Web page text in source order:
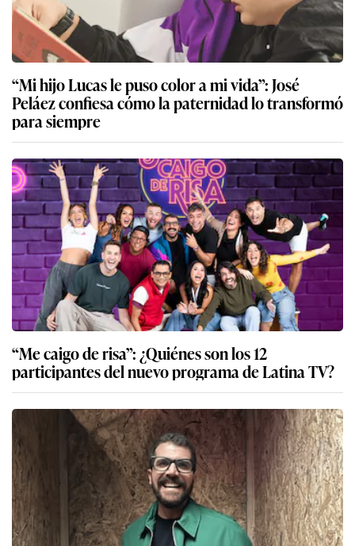
“Mi hijo Lucas le puso color a mi vida”: José
Peláez confiesa cómo la paternidad lo transformó
para siempre
“Me caigo de risa”: ¿Quiénes son los 12
participantes del nuevo programa de Latina TV?